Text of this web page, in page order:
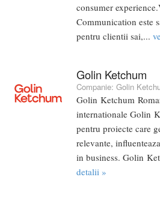
consumer
Communication este
pentru clientii sai,...
Golin Ketchum
Companie: Golin
Golin Ketchum
internationale Golin
pentru proiecte care
relevante,
in business. Golin
detalii »